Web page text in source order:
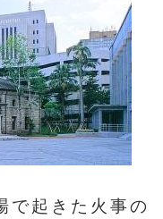
で起きた火事の